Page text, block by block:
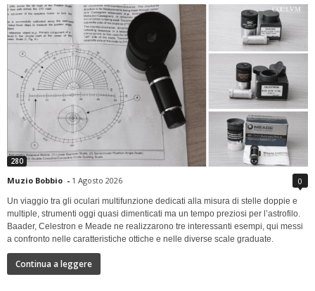
280
Muzio Bobbio - 1 Agosto 2026 0
Un viaggio tra gli oculari multifunzione dedicati alla misura di stelle doppie e
multiple, strumenti oggi quasi dimenticati ma un tempo preziosi per l’astrofilo.
Baader, Celestron e Meade ne realizzarono tre interessanti esempi, qui messi
a confronto nelle caratteristiche ottiche e nelle diverse scale graduate.
Continua a leggere